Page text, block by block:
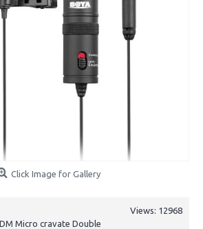
Click Image for Gallery
Views: 12968
Micro cravate Double